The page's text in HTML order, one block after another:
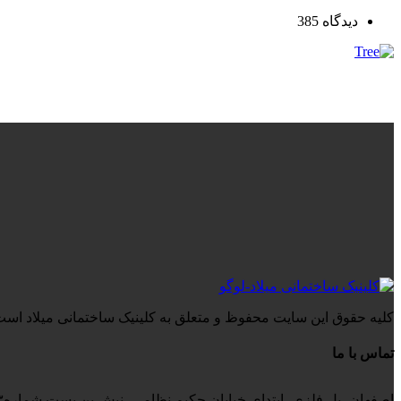
دیدگاه 385
کلیه حقوق این سایت محفوظ و متعلق به کلینیک ساختمانی میلاد
تماس با ما